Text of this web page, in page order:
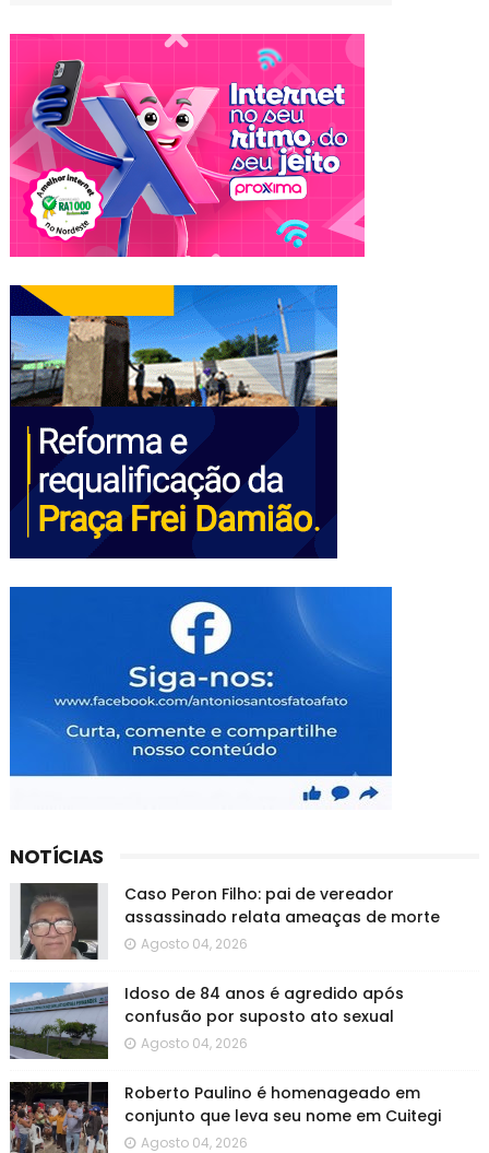
NOTÍCIAS
Caso Peron Filho: pai de vereador
assassinado relata ameaças de morte
Agosto 04, 2026
Idoso de 84 anos é agredido após
confusão por suposto ato sexual
Agosto 04, 2026
Roberto Paulino é homenageado em
conjunto que leva seu nome em Cuitegi
Agosto 04, 2026